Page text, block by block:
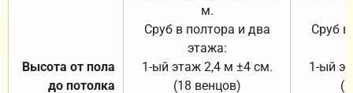
Высота от пола
до потолка
м.
Сруб в полтора и два
этажа:
1-ый этаж 2,4 м ±4 см.
(18 венцов)
Сруб
1-ый